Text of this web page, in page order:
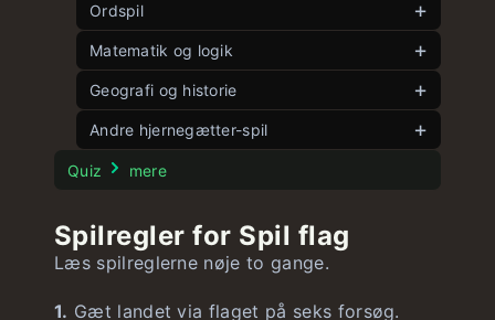
Ordspil
Dansk Wordle
Dobbelt Wørdle
Wørdle ubegrænset
Hurtig Wørdle
Matematik og logik
Vinkelspil ubegrænset
Fem vinkler ubegrænset
8 Puslespil
Spil tal ubegrænset
Geografi og historie
Spil flag ubegrænset
Spil lande
Spil USA flag ubegrænset
Andre hjernegætter-spil
Stroop Test
Quiz mere
Spilregler for Spil flag
Læs spilreglerne nøje to gange.
1. Gæt landet via flaget på seks forsøg.